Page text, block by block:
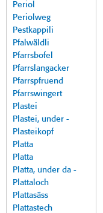
Periol
Periolweg
Pestkappili
Pfalwäldli
Pfarrsbofel
Pfarrslangacker
Pfarrspfruend
Pfarrswingert
Plastei
Plastei, under -
Plasteikopf
Platta
Platta
Platta, under da -
Plattaloch
Plattasäss
Plattastech